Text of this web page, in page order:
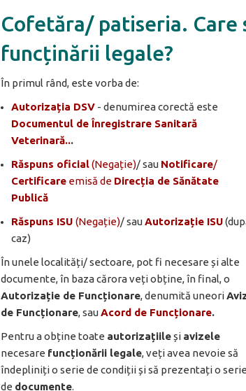
Cofetăra/ patiseria. Care
funcținării legale?
În primul rând, este vorba de:
Autorizația DSV - denumirea corectă este
Documentul de Înregistrare Sanitară
Veterinară...
Răspuns oficial(Negație)/ sau Notificare/
Certificare emisă de Direcția de Sănătate
Publică
Răspuns ISU (Negație)/ sauAutorizație ISU
caz)
În unele localități/ sectoare, pot fi necesare și alte
documente, în baza cărora veți obține, în final, o
Autorizație de Funcționare, denumită uneori
de Funcționare, sauAcord de Funcționare.
Pentru a obține toate autorizațiileși avizele
necesare funcționării legale, veți avea nevoie să
îndepliniți o serie de condiții și să prezentați o serie
de documente.